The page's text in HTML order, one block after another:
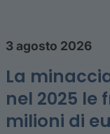
3 agosto 2026
La
nel 2025 le
milioni di